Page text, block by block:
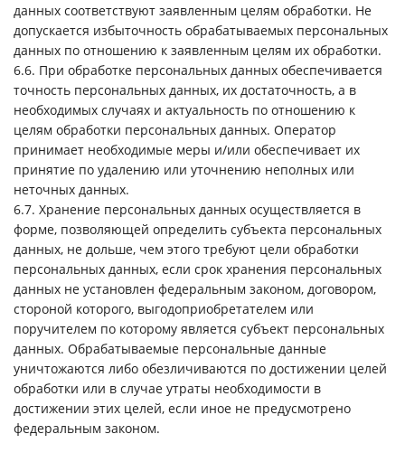
данных соответствуют заявленным целям обработки. Не
допускается избыточность обрабатываемых персональных
данных по отношению к заявленным целям их обработки.
6.6. При обработке персональных данных обеспечивается
точность персональных данных, их достаточность, а в
необходимых случаях и актуальность по отношению к
целям обработки персональных данных. Оператор
принимает необходимые меры и/или обеспечивает их
принятие по удалению или уточнению неполных или
неточных данных.
6.7. Хранение персональных данных осуществляется в
форме, позволяющей определить субъекта персональных
данных, не дольше, чем этого требуют цели обработки
персональных данных, если срок хранения персональных
данных не установлен федеральным законом, договором,
стороной которого, выгодоприобретателем или
поручителем по которому является субъект персональных
данных. Обрабатываемые персональные данные
уничтожаются либо обезличиваются по достижении целей
обработки или в случае утраты необходимости в
достижении этих целей, если иное не предусмотрено
федеральным законом.